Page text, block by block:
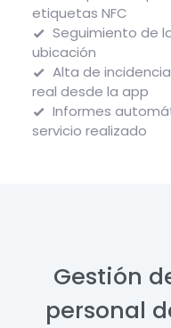
etiquetas NFC
Seguimiento de
ubicación
Alta de
real desde la app
Informes
servicio realizado
Gestión
personal